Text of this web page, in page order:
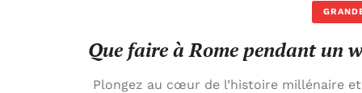
Que faire à Rome pendant un
Plongez au cœur de l’histoire millénaire